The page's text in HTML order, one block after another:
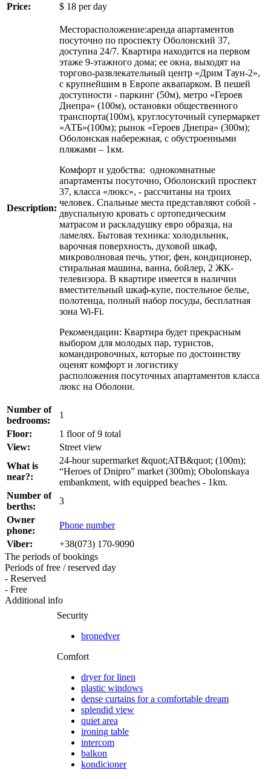
Price:
$ 18 per day
Description:
Месторасположение:аренда апартаментов
посуточно по проспекту Оболонский 37,
доступна 24/7. Квартира находится на первом
этаже 9-этажного дома; ее окна, выходят на
торгово-развлекательный центр «Дрим Таун-2»,
с крупнейшим в Европе аквапарком. В пешей
доступности - паркинг (50м), метро «Героев
Днепра» (100м), остановки общественного
транспорта(100м), круглосуточный супермаркет
«АТБ»(100м); рынок «Героев Днепра» (300м);
Оболонская набережная, с обустроенными
пляжами – 1км.
Комфорт и удобства: однокомнатные
апартаменты посуточно, Оболонский проспект
37, класса «люкс», - рассчитаны на троих
человек. Спальные места представляют собой -
двуспальную кровать с ортопедическим
матрасом и раскладушку евро образца, на
ламелях. Бытовая техника: холодильник,
варочная поверхность, духовой шкаф,
микроволновая печь, утюг, фен, кондиционер,
стиральная машина, ванна, бойлер, 2 ЖК-
телевизора. В квартире имеется в наличии
вместительный шкаф-купе, постельное белье,
полотенца, полный набор посуды, бесплатная
зона Wi-Fi.
Рекомендации: Квартира будет прекрасным
выбором для молодых пар, туристов,
командировочных, которые по достоинству
оценят комфорт и логистику
расположения посуточных апартаментов класса
люкс на Оболони.
Number of
bedrooms:
1
Floor:
1 floor of 9 total
View:
Street view
What is
near?:
24-hour supermarket &quot;ATB&quot; (100m);
“Heroes of Dnipro” market (300m); Obolonskaya
embankment, with equipped beaches - 1km.
Number of
berths:
3
Owner
phone:
Phone number
Viber:
+38(073) 170-9090
The periods of bookings
Periods of free / reserved day
- Reserved
- Free
Additional info
Security
bronedver
Comfort
dryer for linen
plastic windows
dense curtains for a comfortable dream
splendid view
quiet area
ironing table
intercom
balkon
kondicioner